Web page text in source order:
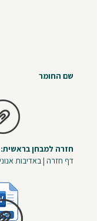
שם החומר
חזרה למבחן
דף חזרה | באדיבות